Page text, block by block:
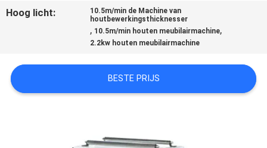
PRIVACY
POLICY
Hoog licht:
10.5m/min de Machine van
houtbewerkingsthicknesser
, 10.5m/min houten meubilairmachine,
2.2kw houten meubilairmachine
BESTE PRIJS